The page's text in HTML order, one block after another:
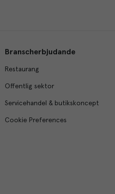
Branscherbjudande
Restaurang
Offentlig sektor
Servicehandel & butikskoncept
Cookie Preferences